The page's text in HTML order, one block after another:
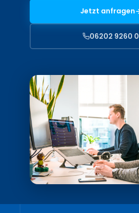
Jetzt anfragen
06202 9260 0